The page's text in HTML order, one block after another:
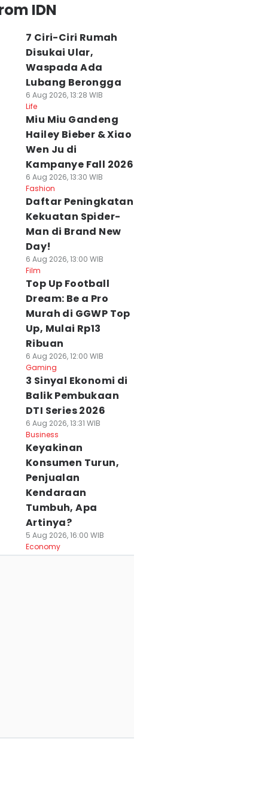
IDN
7 Ciri-Ciri Rumah
Disukai Ular,
Waspada Ada
Lubang Berongga
6 Aug 2026, 13:28 WIB
Life
Miu Miu Gandeng
Hailey Bieber & Xiao
Wen Ju di
Kampanye Fall 2026
6 Aug 2026, 13:30 WIB
Fashion
Daftar Peningkatan
Kekuatan Spider-
Man di Brand New
Day!
6 Aug 2026, 13:00 WIB
Film
Top Up Football
Dream: Be a Pro
Murah di GGWP Top
Up, Mulai Rp13
Ribuan
6 Aug 2026, 12:00 WIB
Gaming
3 Sinyal Ekonomi di
Balik Pembukaan
DTI Series 2026
6 Aug 2026, 13:31 WIB
Business
Keyakinan
Konsumen Turun,
Penjualan
Kendaraan
Tumbuh, Apa
Artinya?
5 Aug 2026, 16:00 WIB
Economy